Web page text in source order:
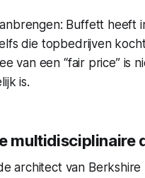
Buffett heeft
die topbedrijven
van een “fair price” is
is.
multidisciplinaire
architect van Berkshire